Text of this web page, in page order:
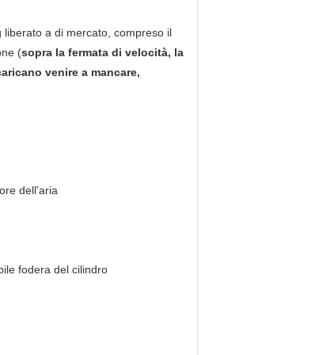
a di mercato, compreso il
(sopra la fermata di velocità, la
venire a mancare,
dell'aria
fodera del cilindro